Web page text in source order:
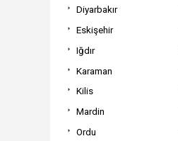
Diyarbakır
Eskişehir
Iğdır
Karaman
Kilis
Mardin
Ordu